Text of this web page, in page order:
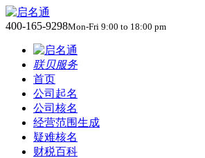
400-165-9298Mon-Fri 9:00 to 18:00 pm
联贝服务
首页
公司起名
公司核名
经营范围生成
疑难核名
财税百科